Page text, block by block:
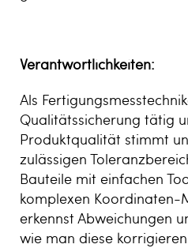
Verantwortlichkeiten:
Als
Qualitätssicherung tätig
Produktqualität stimmt
zulässigen
Bauteile mit einfachen
komplexen Koordinaten-
erkennst Abweichungen
wie man diese